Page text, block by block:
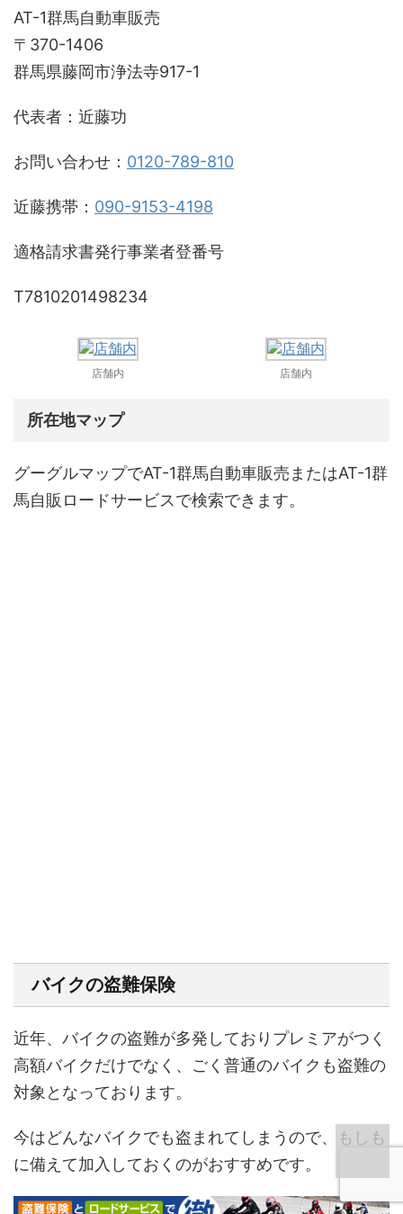
AT-1群馬自動車販売
〒370-1406
群馬県藤岡市浄法寺917-1
代表者：近藤功
お問い合わせ： 0120-789-810
近藤携帯： 090-9153-4198
適格請求書発行事業者登番号
T7810201498234
店舗内 店舗内
所在地マップ
グーグルマップでAT-1群馬自動車販売またはAT-1群
馬自販ロードサービスで検索できます。
バイクの盗難保険
近年、バイクの盗難が多発しておりプレミアがつく
高額バイクだけでなく、ごく普通のバイクも盗難の
対象となっております。
今はどんなバイクでも盗まれてしまうので、もしも
に備えて加入しておくのがおすすめです。